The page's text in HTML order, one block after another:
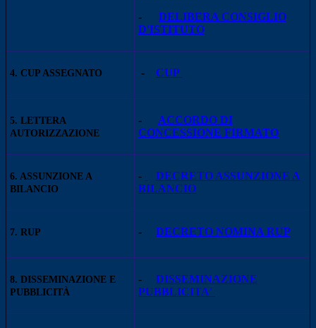
- DELIBERA CONSIGLIO
D'ISTITUTO
4. CUP ASSEGNATO - CUP
5. LETTERA
AUTORIZZAZIONE
- ACCORDO DI
CONCESSIONE FIRMATO
6. ASSUNZIONE A
BILANCIO
-
DECRETO ASSUNZIONE A
BILANCIO
7. RUP - DECRETO NOMINA RUP
8. DISSEMINAZIONE E
PUBBLICITÀ
- DISSEMINAZIONE
PUBBLICITA'